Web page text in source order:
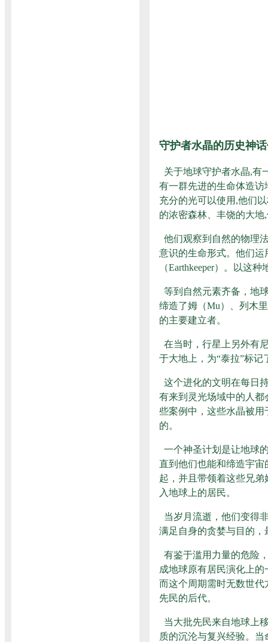
守护者水晶的历史神
关于地球守护者水晶,有
有一群先进的生命体造访
充分的光可以使用,他们
的浓密森林、丰饶的大地,
他们观察到自然的物理
意识的生命形式。他们
（Earthkeeper）。以这
等到自然元素齐备，地
缔造了姆（Mu）、列木
的主要建立者。
在当时，行星上另外有
于大地上，为“泰拉”标
这个进化的文明在每日
有来到灵光场域中的人
些案例中，这些水晶被
的。
一个神圣计划是让地球
直到他们也能和缔造宇
起，并且带领着这些兄
入地球上的居民。
当岁月流逝，他们变得
满足自身的贪婪与目的
有鉴于滥用力量的危险
成地球原有居民演化上
而这个周期需时无数世
先民的后代。
当大批先民来自地球上
质的沉沦与复兴经验。